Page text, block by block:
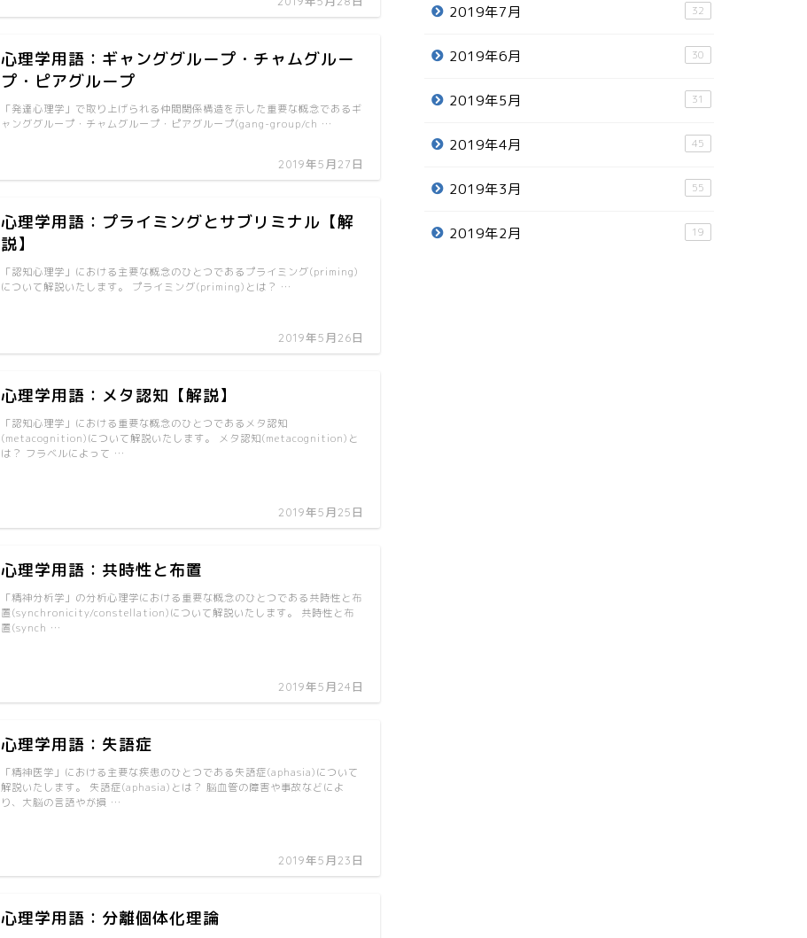
心理学用語：ギャンググループ・チャムグルー
プ・ピアグループ
2019年5月27日
「発達心理学」で取り上げられる仲間関係構造を示した重要な概念であるギ
ャンググループ・チャムグループ・ピアグループ(gang-group/ch …
心理学用語：プライミングとサブリミナル【解
説】
2019年5月26日
「認知心理学」における主要な概念のひとつであるプライミング(priming)
について解説いたします。 プライミング(priming)とは？ …
心理学用語：メタ認知【解説】
2019年5月25日
「認知心理学」における重要な概念のひとつであるメタ認知
(metacognition)について解説いたします。 メタ認知(metacognition)と
は？ フラベルによって …
心理学用語：共時性と布置
2019年5月24日
「精神分析学」の分析心理学における重要な概念のひとつである共時性と布
置(synchronicity/constellation)について解説いたします。 共時性と布
置(synch …
心理学用語：失語症
2019年5月23日
「精神医学」における主要な疾患のひとつである失語症(aphasia)について
解説いたします。 失語症(aphasia)とは？ 脳血管の障害や事故などによ
り、大脳の言語やが損 …
心理学用語：分離個体化理論
2019年7月 32
2019年6月 30
2019年5月 31
2019年4月 45
2019年3月 55
2019年2月 19